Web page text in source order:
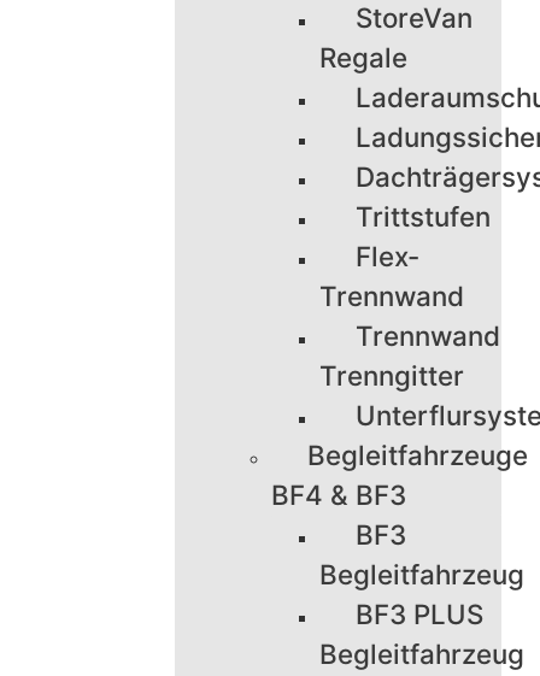
StoreVan
Regale
Trittstufen
Flex-
Trennwand
Trennwand
Trenngitter
Begleitfahrzeuge
BF4 & BF3
BF3
Begleitfahrzeug
BF3 PLUS
Begleitfahrzeug